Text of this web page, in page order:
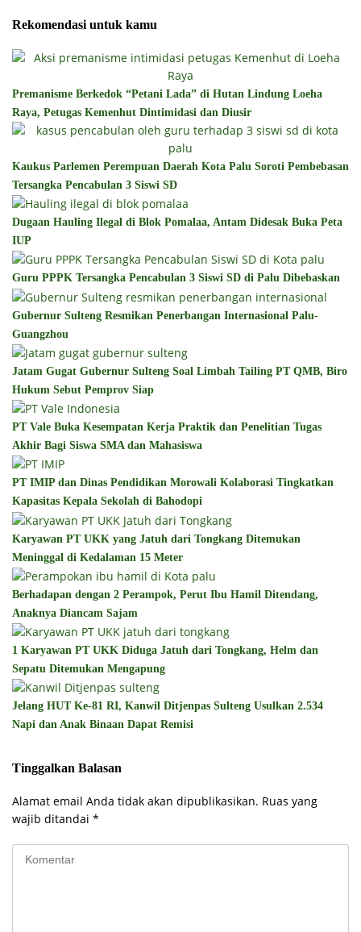
Rekomendasi untuk kamu
Premanisme Berkedok “Petani Lada” di Hutan Lindung Loeha
Raya, Petugas Kemenhut Dintimidasi dan Diusir
Kaukus Parlemen Perempuan Daerah Kota Palu Soroti Pembebasan
Tersangka Pencabulan 3 Siswi SD
Dugaan Hauling Ilegal di Blok Pomalaa, Antam Didesak Buka Peta
IUP
Guru PPPK Tersangka Pencabulan 3 Siswi SD di Palu Dibebaskan
Gubernur Sulteng Resmikan Penerbangan Internasional Palu-
Guangzhou
Jatam Gugat Gubernur Sulteng Soal Limbah Tailing PT QMB, Biro
Hukum Sebut Pemprov Siap
PT Vale Buka Kesempatan Kerja Praktik dan Penelitian Tugas
Akhir Bagi Siswa SMA dan Mahasiswa
PT IMIP dan Dinas Pendidikan Morowali Kolaborasi Tingkatkan
Kapasitas Kepala Sekolah di Bahodopi
Karyawan PT UKK yang Jatuh dari Tongkang Ditemukan
Meninggal di Kedalaman 15 Meter
Berhadapan dengan 2 Perampok, Perut Ibu Hamil Ditendang,
Anaknya Diancam Sajam
1 Karyawan PT UKK Diduga Jatuh dari Tongkang, Helm dan
Sepatu Ditemukan Mengapung
Jelang HUT Ke-81 RI, Kanwil Ditjenpas Sulteng Usulkan 2.534
Napi dan Anak Binaan Dapat Remisi
Tinggalkan Balasan
Alamat email Anda tidak akan dipublikasikan. Ruas yang
wajib ditandai *